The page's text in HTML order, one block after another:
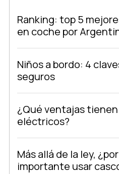
Ranking: top 5
en coche por
Niños a bordo: 4
seguros
¿Qué ventajas
eléctricos?
Más allá de la ley,
importante usar